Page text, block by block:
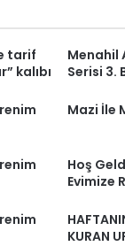
tarif
kalıbı
Menahil
Serisi 3.
Mazi İle
Hoş
Evimize
KURAN